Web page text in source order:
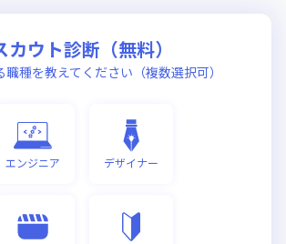
カウト診断（無料）
職種を教えてください（複数選択可）
エンジニア デザイナー